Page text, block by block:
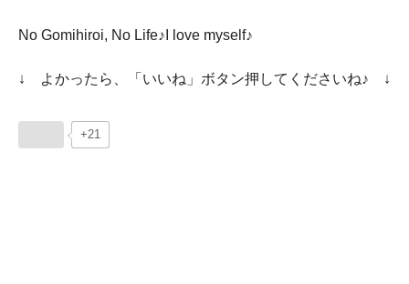
No Gomihiroi, No Life♪I love myself♪
↓ よかったら、「いいね」ボタン押してくださいね♪ ↓
+21